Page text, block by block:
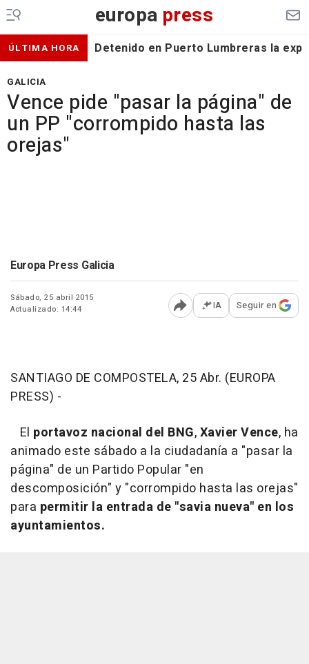
europa press
ÚLTIMA HORA Detenido en Puerto Lumbreras la
GALICIA
Vence pide "pasar la página" de
un PP "corrompido hasta las
orejas"
Europa Press Galicia
Sábado, 25 abril 2015
Actualizado: 14:44
Abrir opciones para
IA Seguir en
SANTIAGO DE COMPOSTELA, 25 Abr. (EUROPA
PRESS) -
El portavoz nacional del BNG,Xavier Vence, ha
animado este sábado a la ciudadanía a "pasar la
página" de un Partido Popular "en
descomposición" y "corrompido hasta las orejas"
para permitir la entrada de "savia nueva" en los
ayuntamientos.